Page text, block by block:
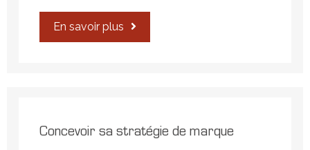
En savoir plus
Concevoir sa stratégie de marque